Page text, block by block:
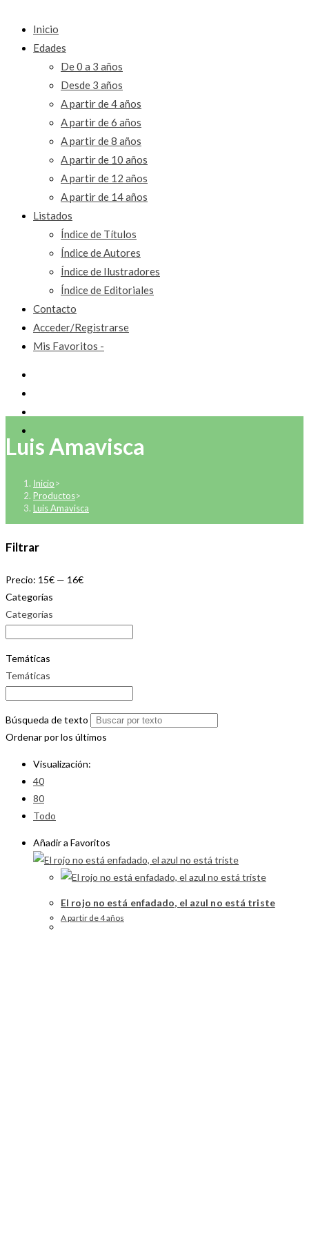
Inicio
Edades
De 0 a 3 años
Desde 3 años
A partir de 4 años
A partir de 6 años
A partir de 8 años
A partir de 10 años
A partir de 12 años
A partir de 14 años
Listados
Índice de Títulos
Índice de Autores
Índice de Ilustradores
Índice de Editoriales
Contacto
Acceder/Registrarse
Mis Favoritos -
Luis Amavisca
Inicio>
Productos>
Luis Amavisca
Filtrar
Precio: 15€ — 16€
Categorías
Categorías
Temáticas
Temáticas
Búsqueda de texto
Ordenar por los últimos
Visualización:
40
80
Todo
Añadir a Favoritos
El rojo no está enfadado, el azul no está triste
A partir de 4 años